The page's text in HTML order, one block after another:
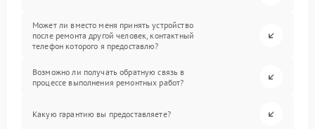
Может ли вместо меня принять устройство
после ремонта другой человек, контактный
телефон которого я предоставлю?
Возможно ли получать обратную связь в
процессе выполнения ремонтных работ?
Какую гарантию вы предоставляете?